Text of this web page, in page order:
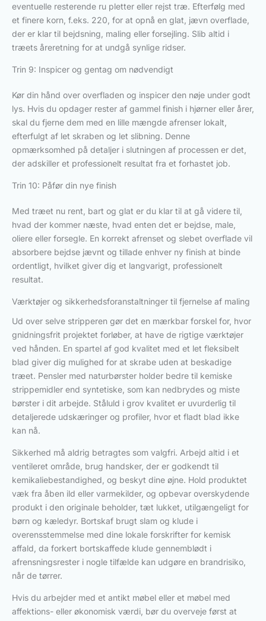
eventuelle resterende ru pletter eller rejst træ. Efterfølg med
et finere korn, f.eks. 220, for at opnå en glat, jævn overflade,
der er klar til bejdsning, maling eller forsejling. Slib altid i
træets åreretning for at undgå synlige ridser.
Trin 9: Inspicer og gentag om nødvendigt
Kør din hånd over overfladen og inspicer den nøje under godt
lys. Hvis du opdager rester af gammel finish i hjørner eller årer,
skal du fjerne dem med en lille mængde afrenser lokalt,
efterfulgt af let skraben og let slibning. Denne
opmærksomhed på detaljer i slutningen af processen er det,
der adskiller et professionelt resultat fra et forhastet job.
Trin 10: Påfør din nye finish
Med træet nu rent, bart og glat er du klar til at gå videre til,
hvad der kommer næste, hvad enten det er bejdse, male,
oliere eller forsegle. En korrekt afrenset og slebet overflade vil
absorbere bejdse jævnt og tillade enhver ny finish at binde
ordentligt, hvilket giver dig et langvarigt, professionelt
resultat.
Værktøjer og sikkerhedsforanstaltninger til fjernelse af maling
Ud over selve stripperen gør det en mærkbar forskel for, hvor
gnidningsfrit projektet forløber, at have de rigtige værktøjer
ved hånden. En spartel af god kvalitet med et let fleksibelt
blad giver dig mulighed for at skrabe uden at beskadige
træet. Pensler med naturbørster holder bedre til kemiske
strippemidler end syntetiske, som kan nedbrydes og miste
børster i dit arbejde. Ståluld i grov kvalitet er uvurderlig til
detaljerede udskæringer og profiler, hvor et fladt blad ikke
kan nå.
Sikkerhed må aldrig betragtes som valgfri. Arbejd altid i et
ventileret område, brug handsker, der er godkendt til
kemikaliebestandighed, og beskyt dine øjne. Hold produktet
væk fra åben ild eller varmekilder, og opbevar overskydende
produkt i den originale beholder, tæt lukket, utilgængeligt for
børn og kæledyr. Bortskaf brugt slam og klude i
overensstemmelse med dine lokale forskrifter for kemisk
affald, da forkert bortskaffede klude gennemblødt i
afrensningsrester i nogle tilfælde kan udgøre en brandrisiko,
når de tørrer.
Hvis du arbejder med et antikt møbel eller et møbel med
affektions- eller økonomisk værdi, bør du overveje først at